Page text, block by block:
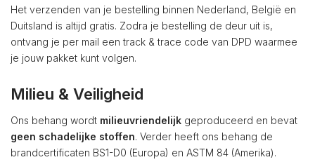
Het verzenden van je bestelling binnen Nederland, België en
Duitsland is altijd gratis. Zodra je bestelling de deur uit is,
ontvang je per mail een track & trace code van DPD waarmee
je jouw pakket kunt volgen.
Milieu & Veiligheid
Ons behang wordt milieuvriendelijk geproduceerd en bevat
geen schadelijke stoffen. Verder heeft ons behang de
brandcertificaten BS1-D0 (Europa) en ASTM 84 (Amerika).